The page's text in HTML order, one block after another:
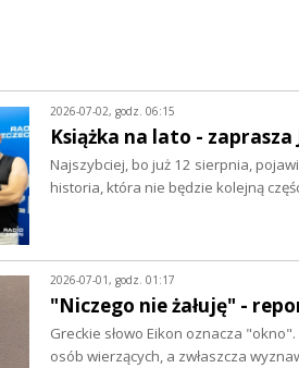
2026-07-02, godz. 06:15
Książka na lato - zaprasza
Najszybciej, bo już 12 sierpnia,
historia, która nie będzie kolejną
2026-07-01, godz. 01:17
"Niczego nie żałuję" -
Greckie słowo Eikon oznacza
osób wierzących, a zwłaszcza